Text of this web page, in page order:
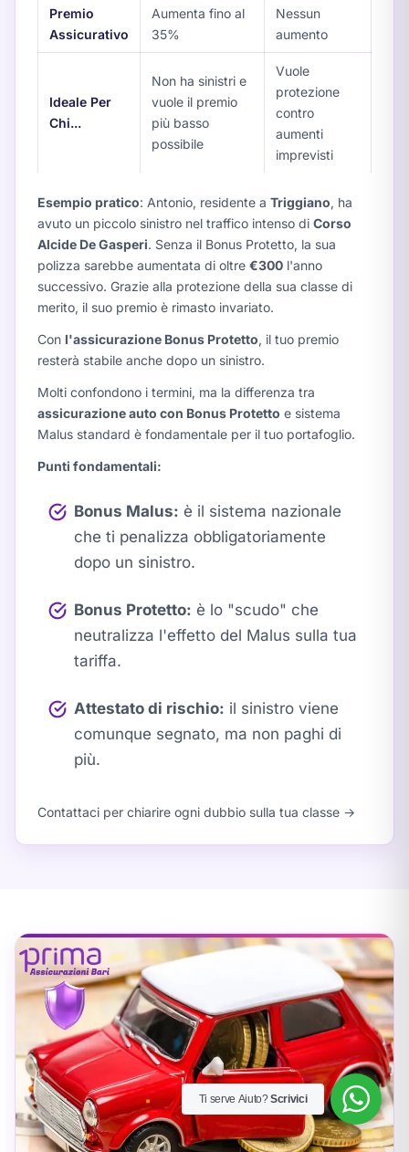
Premio
Assicurativo
Aumenta fino al
35%
Nessun
aumento
Ideale Per
Chi...
Non ha sinistri e
vuole il premio
più basso
possibile
Vuole
protezione
contro
aumenti
imprevisti
Esempio pratico: Antonio, residente a Triggiano, ha
avuto un piccolo sinistro nel traffico intenso di Corso
Alcide De Gasperi. Senza il Bonus Protetto, la sua
polizza sarebbe aumentata di oltre €300 l'anno
successivo. Grazie alla protezione della sua classe di
merito, il suo premio è rimasto invariato.
Con l'assicurazione Bonus Protetto, il tuo premio
resterà stabile anche dopo un sinistro.
Molti confondono i termini, ma la differenza tra
assicurazione auto con Bonus Protetto e sistema
Malus standard è fondamentale per il tuo portafoglio.
Punti fondamentali:
Bonus Malus: è il sistema nazionale
che ti penalizza obbligatoriamente
dopo un sinistro.
Bonus Protetto: è lo "scudo" che
neutralizza l'effetto del Malus sulla tua
tariffa.
Attestato di rischio: il sinistro viene
comunque segnato, ma non paghi di
più.
Contattaci per chiarire ogni dubbio sulla tua classe →
Ti serve Aiuto?Scrivici